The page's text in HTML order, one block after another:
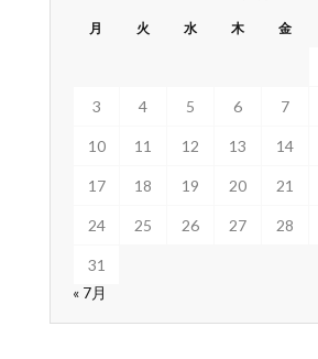
月 火 水 木 金
3 4 5 6 7
10 11 12 13 14
17 18 19 20 21
24 25 26 27 28
31
« 7月